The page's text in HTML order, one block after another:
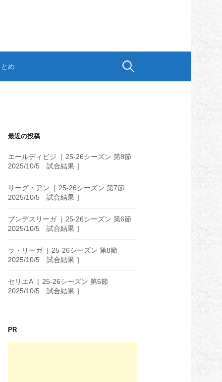
め 検
最近の投稿
エールディビジ［ 25-26シーズン 第8節
2025/10/5 試合結果 ］
リーグ・アン［ 25-26シーズン 第7節
2025/10/5 試合結果 ］
ブンデスリーガ［ 25-26シーズン 第6節
2025/10/5 試合結果 ］
ラ・リーガ［ 25-26シーズン 第8節
2025/10/5 試合結果 ］
セリエA［ 25-26シーズン 第6節
2025/10/5 試合結果 ］
PR